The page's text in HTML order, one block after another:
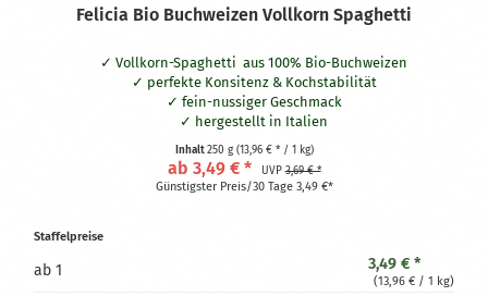
Felicia Bio Buchweizen Vollkorn Spaghetti
Vollkorn-Spaghetti aus 100% Bio-Buchweizen
perfekte Konsitenz & Kochstabilität
fein-nussiger Geschmack
hergestellt in Italien
zertifiziert glutenfrei
Inhalt250 g (13,96 € * / 1 kg)
ab 3,49 € * UVP3,69 € *
Günstigster Preis/30 Tage 3,49 €*
Staffelpreise
ab 1 3,49 € *
(13,96 € / 1 kg)